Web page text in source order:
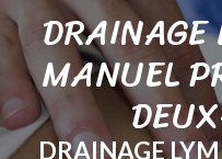
MANUEL
DRAINAGE